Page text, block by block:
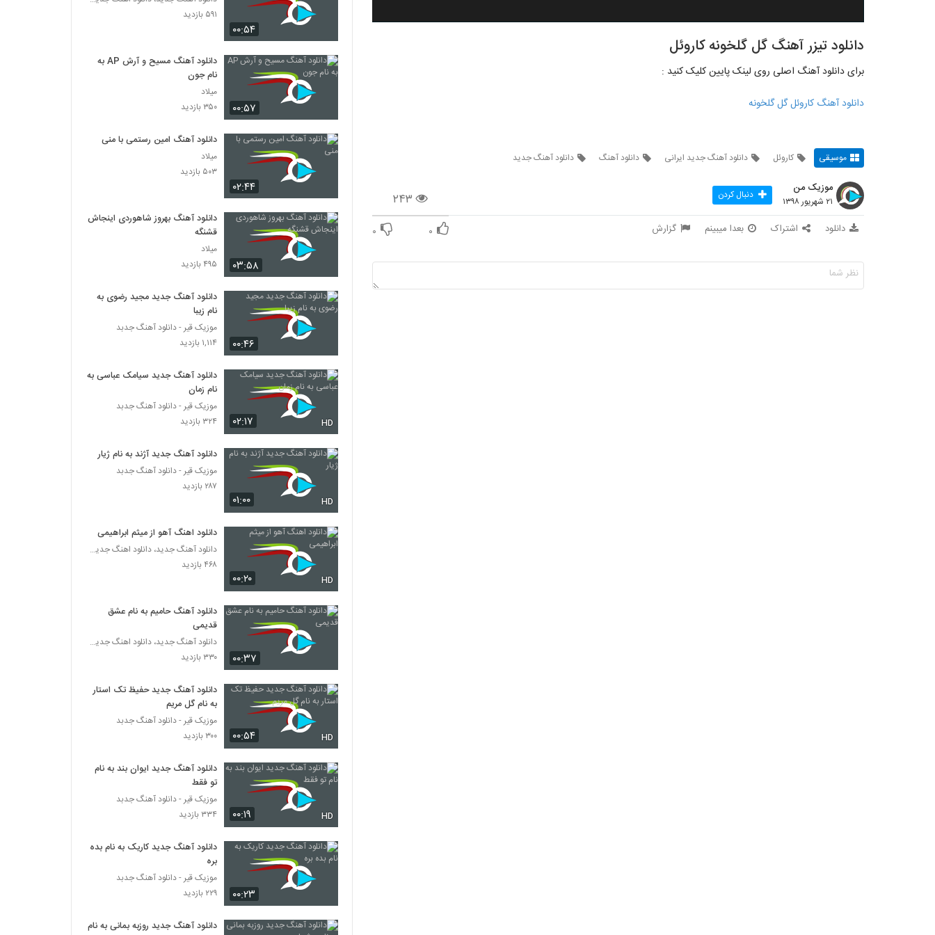
دانلود تیزر آهنگ گل گلخونه کاروئل
برای دانلود آهنگ اصلی روی لینک پایین کلیک کنید :
دانلود آهنگ کاروئل گل گلخونه
موسیقی کاروئل دانلود آهنگ جدید ایرانی دانلود آهنگ دانلود آهنگ جدید
۲۴۳
موزیک من
۲۱ شهریور ۱۳۹۸ دنبال کردن
دانلود اشتراک بعدا میبینم گزارش ۰ ۰
۰۰:۵۴
۵۹۱ بازدید
۰۰:۵۷
دانلود آهنگ مسیح و آرش AP به
نام جون
میلاد
۳۵۰ بازدید
۰۲:۴۴
دانلود آهنگ امین رستمی با منی
میلاد
۵۰۳ بازدید
۰۳:۵۸
دانلود آهنگ بهروز شاهوردی اینجاش
قشنگه
میلاد
۴۹۵ بازدید
۰۰:۴۶
دانلود آهنگ جدید مجید رضوی به
نام زیبا
موزیک قیر - دانلود آهنگ جدبد
۱,۱۱۴ بازدید
۰۲:۱۷ HD
دانلود آهنگ جدید سیامک عباسی به
نام زمان
موزیک قیر - دانلود آهنگ جدبد
۳۲۴ بازدید
۰۱:۰۰ HD
دانلود آهنگ جدید آژند به نام ژیار
موزیک قیر - دانلود آهنگ جدبد
۲۸۷ بازدید
۰۰:۲۰ HD
دانلود اهنگ آهو از میثم ابراهیمی
دانلود آهنگ جدید، دانلود اهنگ جدید ایرانی
۴۶۸ بازدید
۰۰:۳۷
دانلود آهنگ حامیم به نام عشق
قدیمی
دانلود آهنگ جدید، دانلود اهنگ جدید ایرانی
۳۳۰ بازدید
۰۰:۵۴ HD
دانلود آهنگ جدید حفیظ تک استار
به نام گل مریم
موزیک قیر - دانلود آهنگ جدبد
۳۰۰ بازدید
۰۰:۱۹ HD
دانلود آهنگ جدید ایوان بند به نام
تو فقط
موزیک قیر - دانلود آهنگ جدبد
۳۳۴ بازدید
۰۰:۲۳
دانلود آهنگ جدید کاریک به نام بده
بره
موزیک قیر - دانلود آهنگ جدبد
۲۲۹ بازدید
دانلود آهنگ جدید روزبه بمانی به نام